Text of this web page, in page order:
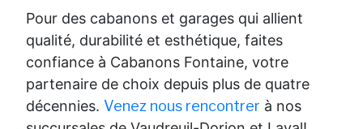
Pour des cabanons et garages qui allient
qualité, durabilité et esthétique, faites
confiance à Cabanons Fontaine, votre
partenaire de choix depuis plus de quatre
décennies. Venez nous rencontrer à nos